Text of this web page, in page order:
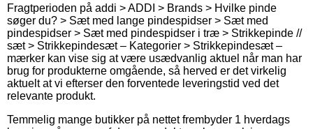
Fragtperioden på addi > ADDI > Brands > Hvilke pinde
søger du? > Sæt med lange pindespidser > Sæt med
pindespidser > Sæt med pindespidser i træ > Strikkepinde //
sæt > Strikkepindesæt – Kategorier > Strikkepindesæt –
mærker kan vise sig at være usædvanlig aktuel når man har
brug for produkterne omgående, så herved er det virkelig
aktuelt at vi efterser den forventede leveringstid ved det
relevante produkt.
Temmelig mange butikker på nettet frembyder 1 hverdags